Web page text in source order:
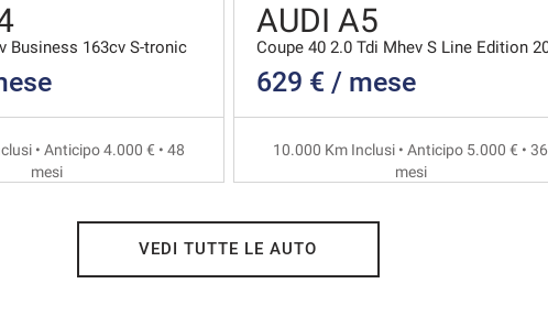
Business 163cv S-tronic
• Anticipo 4.000 € • 48
mesi
AUDI A5
629 € / mese
10.000 Km Inclusi • Anticipo 5.000 € • 36
mesi
VEDI TUTTE LE AUTO